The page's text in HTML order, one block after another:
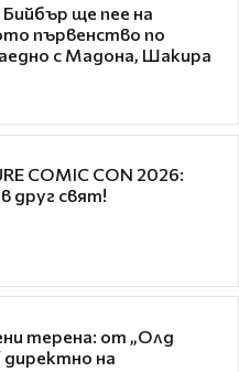
ще пее на
първенство по
с Мадона, Шакира
COMIC CON 2026:
друг свят!
терена: от „Олд
на